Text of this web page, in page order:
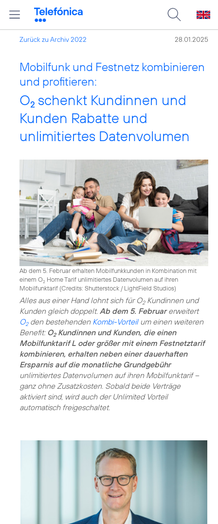
Zurück zu Archiv 2022 28.01.2025
Mobilfunk und Festnetz kombinieren
und profitieren:
O2 schenkt Kundinnen und
Kunden Rabatte und
unlimitiertes Datenvolumen
Ab dem 5. Februar erhalten Mobilfunkkunden in Kombination mit
einem O2 Home Tarif unlimitiertes Datenvolumen auf ihren
Mobilfunktarif (Credits: Shutterstock / LightField Studios)
Alles aus einer Hand lohnt sich für O2Kundinnen und
Kunden gleich doppelt. Ab dem 5. Februarerweitert
O2den bestehenden Kombi-Vorteilum einen weiteren
Benefit: O2Kundinnen und Kunden, die einen
Mobilfunktarif L oder größer mit einem Festnetztarif
kombinieren, erhalten neben einer dauerhaften
Ersparnis auf die monatliche Grundgebühr
unlimitiertes Datenvolumen auf ihren Mobilfunktarif –
ganz ohne Zusatzkosten. Sobald beide Verträge
aktiviert sind, wird auch der Unlimited Vorteil
automatisch freigeschaltet.